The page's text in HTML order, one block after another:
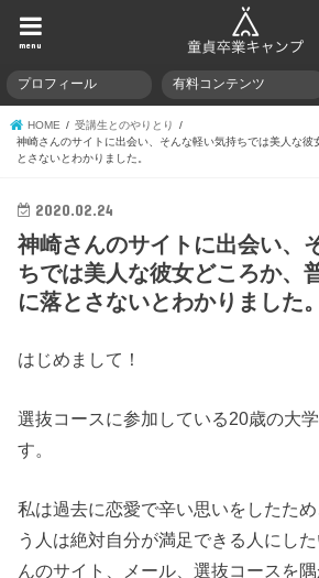
menu
プロフィール 有料コンテンツ
HOME
受講生とのやりとり
神崎さんのサイトに出会い、そんな軽い気持ちでは美人な彼
とさないとわかりました。
2020.02.24
神崎さんのサイトに出会い、
ちでは美人な彼女どころか、
に落とさないとわかりました。
はじめまして！
選抜コースに参加している20歳の大
す。
私は過去に恋愛で辛い思いをしたた
う人は絶対自分が満足できる人にし
んのサイト、メール、選抜コースを